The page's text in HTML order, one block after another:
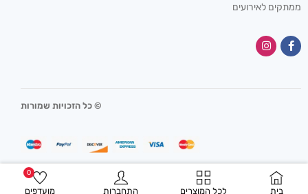
בית לכל המוצרים התחברות מועדפים
0
ממתקים לאירועים
© כל הזכויות שמורות